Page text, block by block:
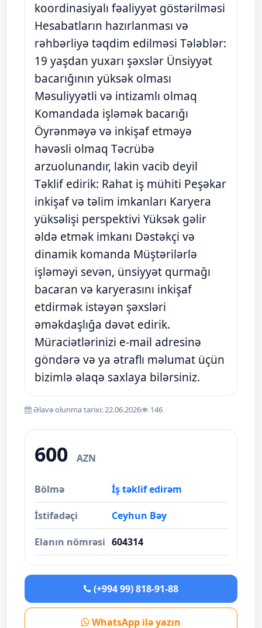
koordinasiyalı fəaliyyət göstərilməsi
Hesabatların hazırlanması və
rəhbərliyə təqdim edilməsi Tələblər:
19 yaşdan yuxarı şəxslər Ünsiyyət
bacarığının yüksək olması
Məsuliyyətli və intizamlı olmaq
Komandada işləmək bacarığı
Öyrənməyə və inkişaf etməyə
həvəsli olmaq Təcrübə
arzuolunandır, lakin vacib deyil
Təklif edirik: Rahat iş mühiti Peşəkar
inkişaf və təlim imkanları Karyera
yüksəlişi perspektivi Yüksək gəlir
əldə etmək imkanı Dəstəkçi və
dinamik komanda Müştərilərlə
işləməyi sevən, ünsiyyət qurmağı
bacaran və karyerasını inkişaf
etdirmək istəyən şəxsləri
əməkdaşlığa dəvət edirik.
Müraciətlərinizi e-mail adresinə
göndərə və ya ətraflı məlumat üçün
bizimlə əlaqə saxlaya bilərsiniz.
Əlavə olunma tarixi: 22.06.2026 146
600 AZN
Bölmə İş təklif edirəm
İstifadəçi Ceyhun Bəy
Elanın nömrəsi 604314
(+994 99) 818-91-88
WhatsApp ilə yazın